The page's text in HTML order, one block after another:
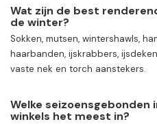
Wat zijn de best
de winter?
Sokken, mutsen, wintershawls,
haarbanden, ijskrabbers,
vaste nek en torch aanstekers.
Welke seizoensgebonden
winkels het meest in?